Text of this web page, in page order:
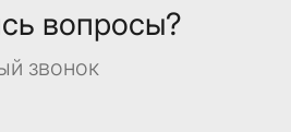
вопросы?
звонок